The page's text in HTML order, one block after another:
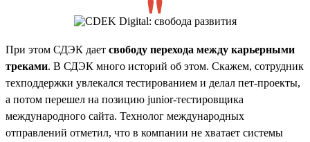
При этом СДЭК дает свободу перехода между карьерными
треками. В СДЭК много историй об этом. Скажем, сотрудник
техподдержки увлекался тестированием и делал пет-проекты,
а потом перешел на позицию junior-тестировщика
международного сайта. Технолог международных
отправлений отметил, что в компании не хватает системы